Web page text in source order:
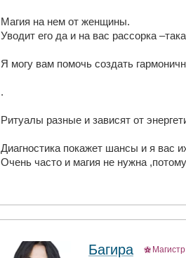
Магия на нем от женщины.
Уводит его да и на вас рассорка
Я могу вам помочь создать
.
Ритуалы разные и зависят от
Диагностика покажет шансы и я вас
Очень часто и магия не нужна
Багира Магистр